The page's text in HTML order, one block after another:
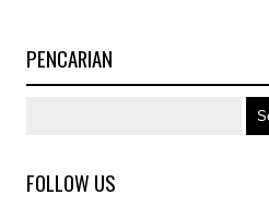
PENCARIAN
FOLLOW US